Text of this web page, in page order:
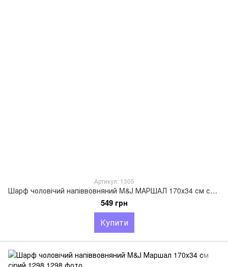
Артикул: 1305
Шарф чоловічий напіввовняний M&J МАРШАЛ 170х34 см світло-сірий/синій 1305
549 грн
Купити